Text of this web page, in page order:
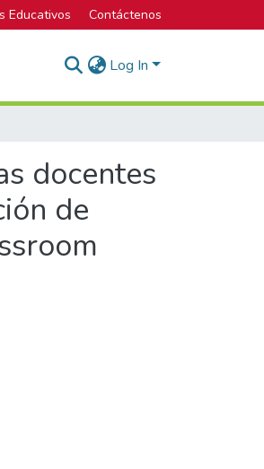
Educativos Contáctenos
Log In
docentes
de